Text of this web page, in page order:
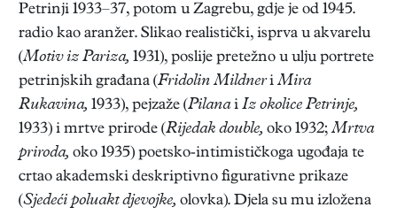
Petrinji 1933–37, potom u Zagrebu, gdje je od 1945.
radio kao aranžer. Slikao realistički, isprva u akvarelu
(Motiv iz Pariza, 1931), poslije pretežno u ulju portrete
petrinjskih građana (Fridolin MildneriMira
Rukavina, 1933), pejzaže (Pilanai Iz okolice Petrinje,
1933) i mrtve prirode (Rijedak double, oko 1932;Mrtva
priroda, oko 1935) poetsko-intimističkoga ugođaja te
crtao akademski deskriptivno figurativne prikaze
(Sjedeći poluakt djevojke, olovka). Djela su mu izložena